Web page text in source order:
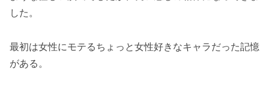
した。
最初は女性にモテるちょっと女性好きなキャラだった記憶
がある。